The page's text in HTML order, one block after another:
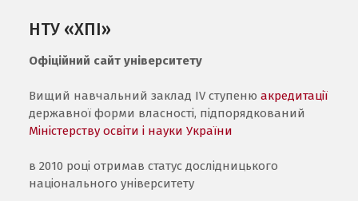
НТУ «ХПІ»
Офіційний сайт університету
Вищий навчальний заклад IV ступенюакредитації
державної форми власності, підпорядкований
Міністерству освіти і науки України
в 2010 році отримав статус дослідницького
національного університету